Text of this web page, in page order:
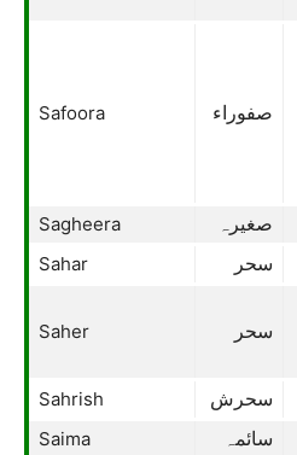
Safoora صفوراء
Sagheera صغیرہ
Sahar
سحر
Saher سحر
Sahrish سحرش
Saima سائمہ